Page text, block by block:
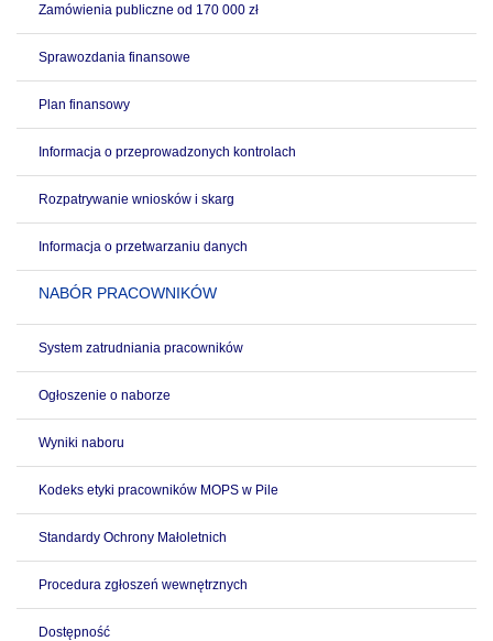
Zamówienia publiczne od 170 000 zł
Sprawozdania finansowe
Plan finansowy
Informacja o przeprowadzonych kontrolach
Rozpatrywanie wniosków i skarg
Informacja o przetwarzaniu danych
NABÓR PRACOWNIKÓW
System zatrudniania pracowników
Ogłoszenie o naborze
Wyniki naboru
Kodeks etyki pracowników MOPS w Pile
Standardy Ochrony Małoletnich
Procedura zgłoszeń wewnętrznych
Dostępność